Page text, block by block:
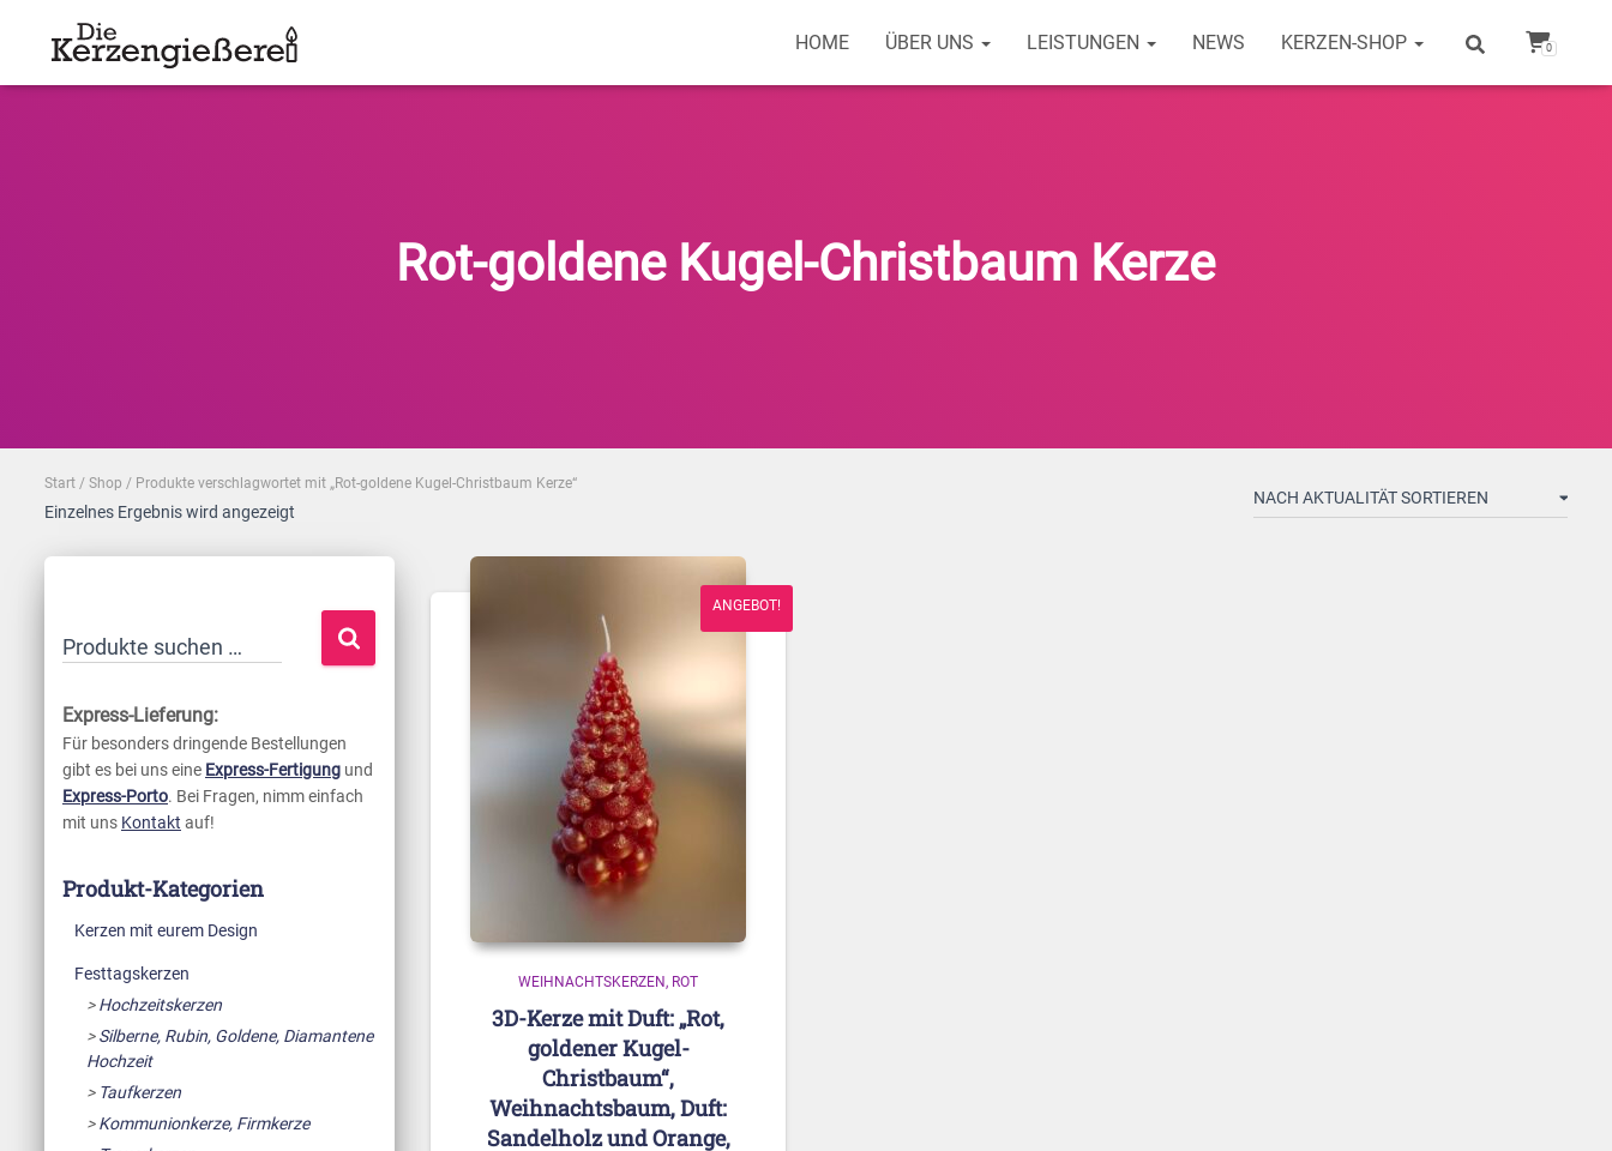
HOME ÜBER UNS LEISTUNGEN NEWS KERZEN-SHOP 0
Rot-goldene Kugel-Christbaum Kerze
Start / Shop / Produkte verschlagwortet mit „Rot-goldene Kugel-Christbaum Kerze“
Einzelnes Ergebnis wird angezeigt
S
c
h
e
n
a
Produkte suchen …
Express-Lieferung:
Für besonders dringende Bestellungen
gibt es bei uns eine Express-Fertigung und
Express-Porto. Bei Fragen, nimm einfach
mit uns Kontakt auf!
Produkt-Kategorien
Kerzen mit eurem Design
Festtagskerzen
Hochzeitskerzen
Silberne, Rubin, Goldene, Diamantene
Hochzeit
Taufkerzen
Kommunionkerze, Firmkerze
ANGEBOT!
WEIHNACHTSKERZEN ROT
3D-Kerze mit Duft: „Rot,
goldener Kugel-
Christbaum“,
Weihnachtsbaum, Duft:
Sandelholz und Orange,